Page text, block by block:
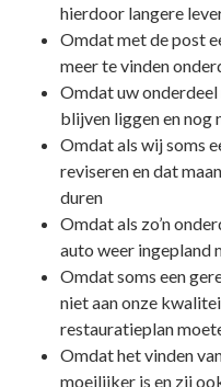
hierdoor langere
Omdat met de post
meer te vinden
Omdat uw onderdeel
blijven liggen en nog
Omdat als wij soms
reviseren en dat
duren
Omdat als zo’n
auto weer ingepland
Omdat soms een
niet aan onze
restauratieplan
Omdat het vinden
moeilijker is en zij